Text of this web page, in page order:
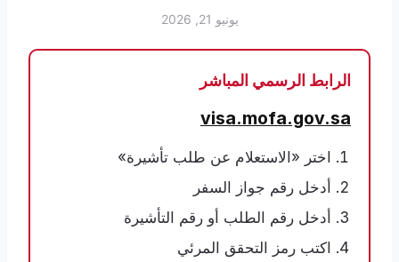
يونيو 21, 2026
الرابط الرسمي المباشر
visa.mofa.gov.sa
اختر «الاستعلام عن طلب تأشيرة»
أدخل رقم جواز السفر
أدخل رقم الطلب أو رقم التأشيرة
اكتب رمز التحقق المرئي